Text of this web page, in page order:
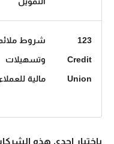
123
Credit
Union
شروط
وتسهيلات
مالية للعملاء
باختيار إحدى هذه